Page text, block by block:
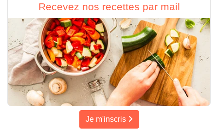
Recevez nos recettes par mail
Je m'inscris